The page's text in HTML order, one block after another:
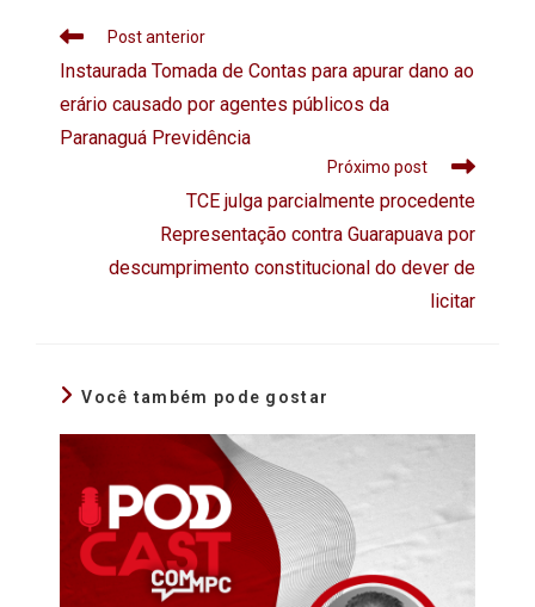
Post anterior
Instaurada Tomada de Contas para apurar dano ao
erário causado por agentes públicos da
Paranaguá Previdência
Próximo post
TCE julga parcialmente procedente
Representação contra Guarapuava por
descumprimento constitucional do dever de
licitar
Você também pode gostar